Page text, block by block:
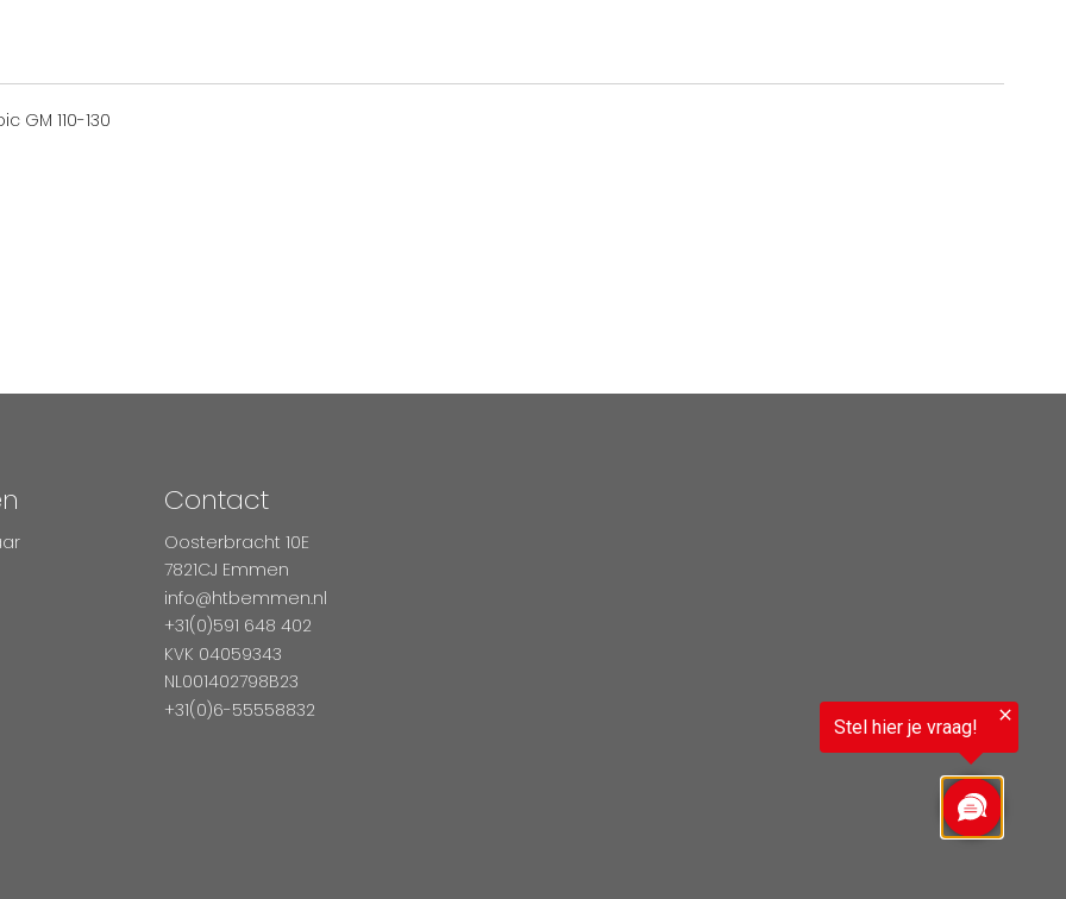
GM 110-130
Contact
Oosterbracht 10E
7821CJ Emmen
info@htbemmen.nl
+31(0)591 648 402
KVK 04059343
NL001402798B23
+31(0)6-55558832